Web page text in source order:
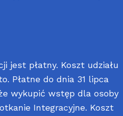
jest płatny. Koszt udziału
Płatne do dnia 31 lipca
wykupić wstęp dla osoby
Integracyjne. Koszt